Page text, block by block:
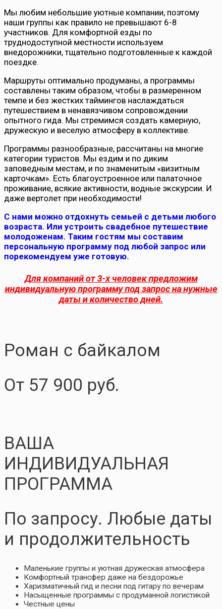
Мы любим небольшие уютные компании, поэтому
наши группы как правило не превышают 6-8
участников. Для комфортной езды по
труднодоступной местности используем
внедорожники, тщательно подготовленные к каждой
поездке.
Маршруты оптимально продуманы, а программы
составлены таким образом, чтобы в размеренном
темпе и без жестких таймингов наслаждаться
путешествием в ненавязчивом сопровождении
опытного гида. Мы стремимся создать камерную,
дружескую и веселую атмосферу в коллективе.
Программы разнообразные, рассчитаны на многие
категории туристов. Мы ездим и по диким
заповедным местам, и по знаменитым «визитным
карточкам». Есть благоустроенное или палаточное
проживание, всякие активности, водные экскурсии. И
даже вертолет при необходимости!
С нами можно отдохнуть семьей с детьми любого
возраста. Или устроить свадебное путешествие
молодоженам. Таким гостям мы составим
персональную программу под любой запрос или
порекомендуем уже готовую.
Для компаний от 3-х человек предложим
индивидуальную программу под запрос на нужные
даты и количество дней.
Роман с байкалом
От 57 900 руб.
ВАША
ИНДИВИДУАЛЬНАЯ
ПРОГРАММА
По запросу. Любые даты
и продолжительность
Маленькие группы и уютная дружеская атмосфера
Комфортный трансфер даже на бездорожье
Харизматичный гид и песни под гитару по вечерам
Насыщенные программы с продуманной логистикой
Честные цены